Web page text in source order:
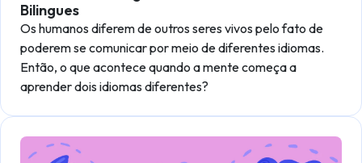
Bilingues
Os humanos diferem de outros seres vivos pelo fato de
poderem se comunicar por meio de diferentes idiomas.
Então, o que acontece quando a mente começa a
aprender dois idiomas diferentes?